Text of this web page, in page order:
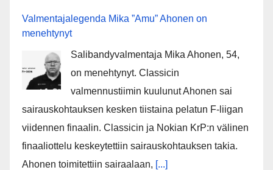
Valmentajalegenda Mika ”Amu” Ahonen on
menehtynyt
Salibandyvalmentaja Mika Ahonen, 54,
on menehtynyt. Classicin
valmennustiimin kuulunut Ahonen sai
sairauskohtauksen kesken tiistaina pelatun F-liigan
viidennen finaalin. Classicin ja Nokian KrP:n välinen
finaaliottelu keskeytettiin sairauskohtauksen takia.
Ahonen toimitettiin sairaalaan, [...]